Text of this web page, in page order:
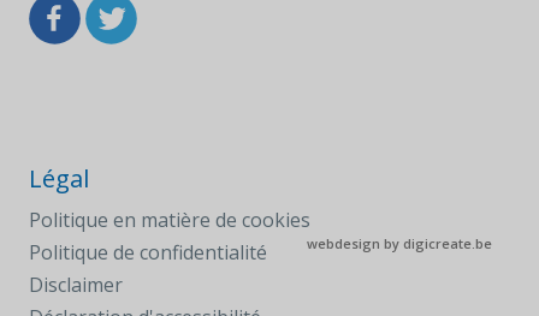
Légal
Politique en matière de cookies
Politique de confidentialité
Disclaimer
webdesign by digicreate.be